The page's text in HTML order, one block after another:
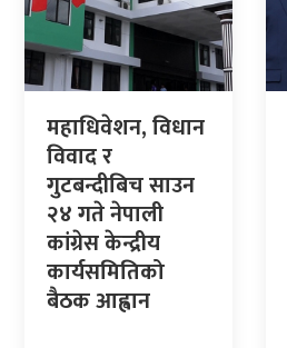
महाधिवेशन, विधान
विवाद र
गुटबन्दीबिच साउन
२४ गते नेपाली
कांग्रेस केन्द्रीय
कार्यसमितिको
बैठक आह्वान